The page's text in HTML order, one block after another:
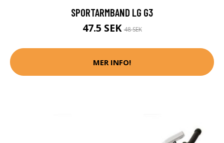
SPORTARMBAND LG G3
47.5 SEK48 SEK
MER INFO!